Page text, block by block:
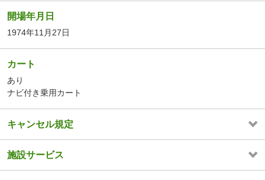
開場年月日
1974年11月27日
カート
あり
ナビ付き乗用カート
キャンセル規定
施設サービス